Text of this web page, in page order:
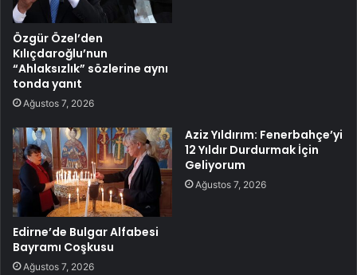
Özgür Özel’den
Kılıçdaroğlu’nun
“Ahlaksızlık” sözlerine aynı
tonda yanıt
Ağustos 7, 2026
Edirne’de Bulgar Alfabesi
Bayramı Coşkusu
Ağustos 7, 2026
Aziz Yıldırım: Fenerbahçe’yi
12 Yıldır Durdurmak İçin
Geliyorum
Ağustos 7, 2026